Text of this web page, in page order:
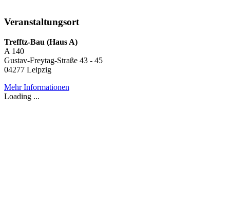
Veranstaltungsort
Trefftz-Bau (Haus A)
A 140
Gustav-Freytag-Straße 43 - 45
04277 Leipzig
Mehr Informationen
Loading ...